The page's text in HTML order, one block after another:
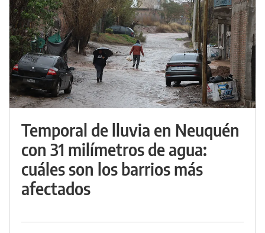
Temporal de lluvia en Neuquén
con 31 milímetros de agua:
cuáles son los barrios más
afectados